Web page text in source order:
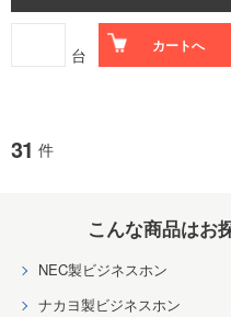
台 カートへ
31 件
こんな商品はお
NEC製ビジネスホン
ナカヨ製ビジネスホン